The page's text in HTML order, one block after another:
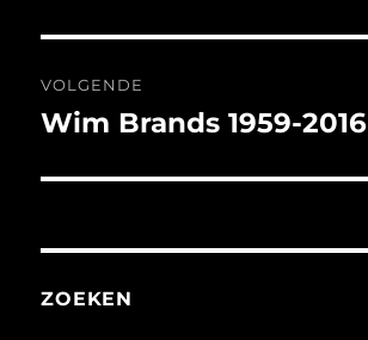
VOLGENDE
Volgend
Wim Brands 1959-2016
ZOEKEN